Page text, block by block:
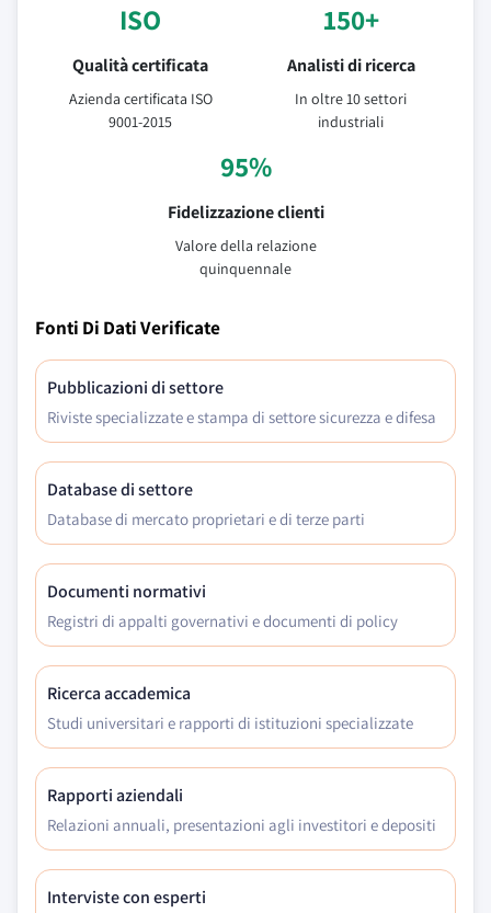
ISO
Qualità certificata
Azienda certificata ISO
9001-2015
150+
Analisti di ricerca
In oltre 10 settori
industriali
95%
Fidelizzazione clienti
Valore della relazione
quinquennale
Fonti Di Dati Verificate
Pubblicazioni di settore
Riviste specializzate e stampa di settore sicurezza e difesa
Database di settore
Database di mercato proprietari e di terze parti
Documenti normativi
Registri di appalti governativi e documenti di policy
Ricerca accademica
Studi universitari e rapporti di istituzioni specializzate
Rapporti aziendali
Relazioni annuali, presentazioni agli investitori e depositi
Interviste con esperti